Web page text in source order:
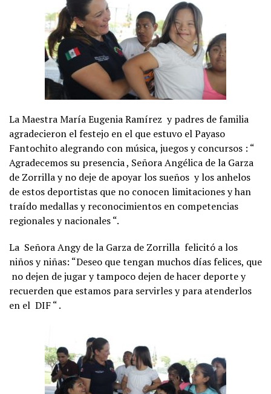
La Maestra María Eugenia Ramírez y padres de familia
agradecieron el festejo en el que estuvo el Payaso
Fantochito alegrando con música, juegos y concursos : “
Agradecemos su presencia , Señora Angélica de la Garza
de Zorrilla y no deje de apoyar los sueños y los anhelos
de estos deportistas que no conocen limitaciones y han
traído medallas y reconocimientos en competencias
regionales y nacionales “.
La Señora Angy de la Garza de Zorrilla felicitó a los
niños y niñas: “Deseo que tengan muchos días felices, que
no dejen de jugar y tampoco dejen de hacer deporte y
recuerden que estamos para servirles y para atenderlos
en el DIF “ .